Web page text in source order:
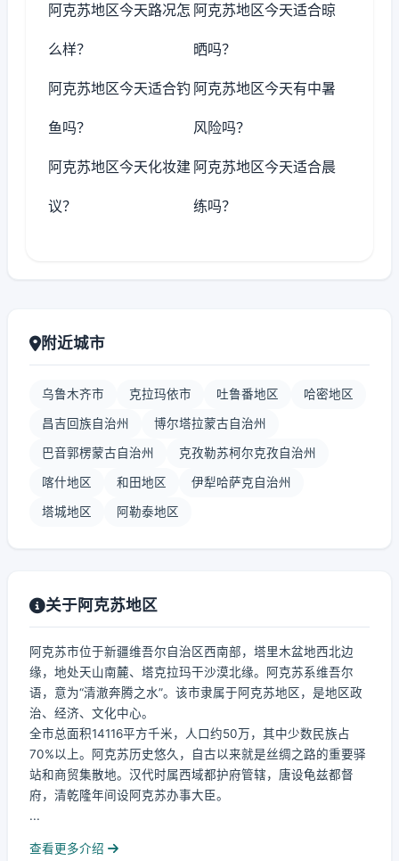
阿克苏地区今天路况怎
么样？
阿克苏地区今天适合晾
晒吗？
阿克苏地区今天适合钓
鱼吗？
阿克苏地区今天有中暑
风险吗？
阿克苏地区今天化妆建
议？
阿克苏地区今天适合晨
练吗？
附近城市
乌鲁木齐市 克拉玛依市 吐鲁番地区 哈密地区
昌吉回族自治州 博尔塔拉蒙古自治州
巴音郭楞蒙古自治州 克孜勒苏柯尔克孜自治州
喀什地区 和田地区 伊犁哈萨克自治州
塔城地区 阿勒泰地区
关于阿克苏地区
阿克苏市位于新疆维吾尔自治区西南部，塔里木盆地西北边
缘，地处天山南麓、塔克拉玛干沙漠北缘。阿克苏系维吾尔
语，意为“清澈奔腾之水”。该市隶属于阿克苏地区，是地区政
治、经济、文化中心。
全市总面积14116平方千米，人口约50万，其中少数民族占
70%以上。阿克苏历史悠久，自古以来就是丝绸之路的重要驿
站和商贸集散地。汉代时属西域都护府管辖，唐设龟兹都督
府，清乾隆年间设阿克苏办事大臣。
...
查看更多介绍